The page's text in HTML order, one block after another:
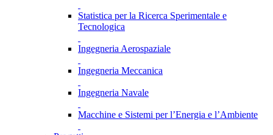
Statistica per la Ricerca Sperimentale e
Tecnologica
Ingegneria Aerospaziale
Ingegneria Meccanica
Ingegneria Navale
Macchine e Sistemi per l’Energia e l’Ambiente